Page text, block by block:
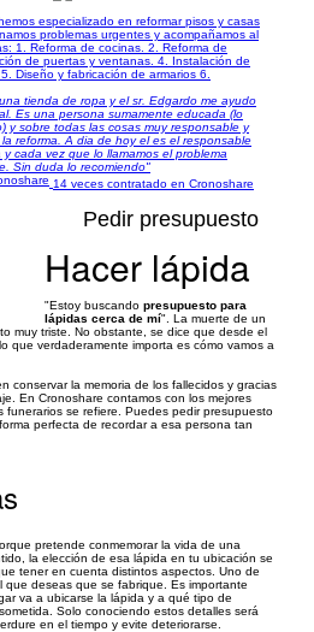
especializado en reformar pisos y casas
problemas urgentes y acompañamos al
1. Reforma de cocinas. 2. Reforma de
de puertas y ventanas. 4. Instalación de
Diseño y fabricación de armarios 6.
tienda de ropa y el sr. Edgardo me ayudo
Es una persona sumamente educada (lo
y sobre todas las cosas muy responsable y
reforma. A dia de hoy el es el responsable
cada vez que lo llamamos el problema
Sin duda lo recomiendo"
14 veces contratado en Cronoshare
Pedir presupuesto
Hacer lápida
"Estoy buscando presupuesto para
lápidas cerca de mí". La muerte de un
muy triste. No obstante, se dice que desde el
que verdaderamente importa es cómo vamos a
conservar la memoria de los fallecidos y gracias
En Cronoshare contamos con los mejores
funerarios se refiere. Puedes pedir presupuesto
perfecta de recordar a esa persona tan
pretende conmemorar la vida de una
la elección de esa lápida en tu ubicación se
tener en cuenta distintos aspectos. Uno de
que deseas que se fabrique. Es importante
va a ubicarse la lápida y a qué tipo de
Solo conociendo estos detalles será
en el tiempo y evite deteriorarse.